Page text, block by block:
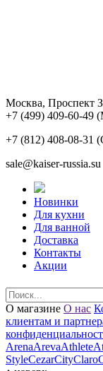
Москва, Проспект
+7 (499) 409-60-49
+7 (812) 408-08-31
sale@kaiser-russia.su
Новинки
Для кухни
Для ванной
Доставка
Контакты
Акции
О магазине О нас
клиентам и
ArenaArevaAthlete
StyleCezarCityClaro